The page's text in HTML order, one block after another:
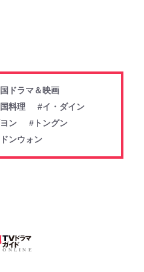
ドラマ＆映画
料理
#イ・ダイン
ン
#トングン
ンウォン